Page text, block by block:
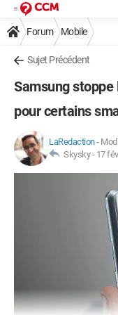
Forum Mobile
Sujet Précédent
Samsung stoppe
pour certains
LaRedaction-
Skysky - 17